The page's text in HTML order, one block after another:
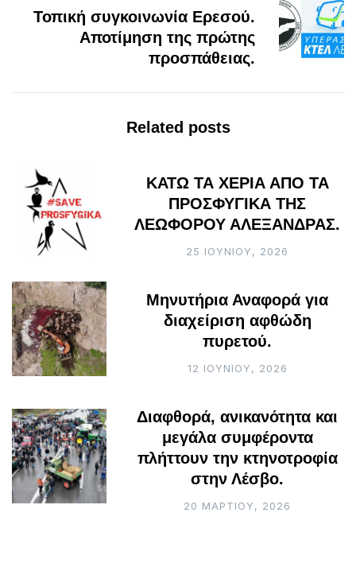
Τοπική συγκοινωνία Ερεσού.
Αποτίμηση της πρώτης
προσπάθειας.
Related posts
ΚΑΤΩ ΤΑ ΧΕΡΙΑ ΑΠΟ ΤΑ
ΠΡΟΣΦΥΓΙΚΑ ΤΗΣ
ΛΕΩΦΟΡΟΥ ΑΛΕΞΑΝΔΡΑΣ.
25 ΙΟΥΝΊΟΥ, 2026
Μηνυτήρια Αναφορά για
διαχείριση αφθώδη
πυρετού.
12 ΙΟΥΝΊΟΥ, 2026
Διαφθορά, ανικανότητα και
μεγάλα συμφέροντα
πλήττουν την κτηνοτροφία
στην Λέσβο.
20 ΜΑΡΤΊΟΥ, 2026